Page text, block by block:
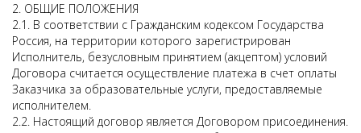
2. ОБЩИЕ ПОЛОЖЕНИЯ
2.1. В соответствии с Гражданским кодексом Государства
Россия, на территории которого зарегистрирован
Исполнитель, безусловным принятием (акцептом) условий
Договора считается осуществление платежа в счет оплаты
Заказчика за образовательные услуги, предоставляемые
исполнителем.
2.2. Настоящий договор является Договором присоединения.